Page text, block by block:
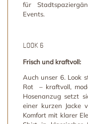
für
Events.
LOOK 6
Frisch und kraftvoll:
Auch unser 6. Look
Rot – kraftvoll,
Hosenanzug setzt
einer kurzen Jacke
Komfort mit klarer